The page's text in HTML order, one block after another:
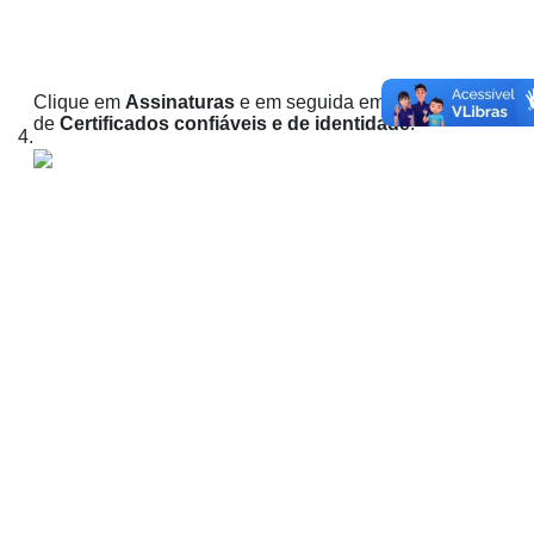
4.
Clique em Assinaturas e em seguida em Maisna área
de Certificados confiáveis e de identidade.